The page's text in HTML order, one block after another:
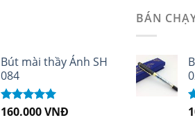
Bút mài thầy Ánh SH
084
Được xếp
160.000VNĐ
BÁN